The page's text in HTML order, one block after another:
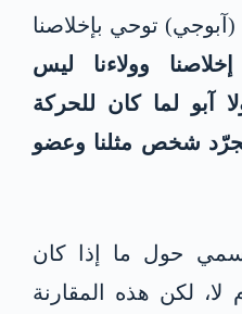
(آبوجي) توحي بإخلاصنا
وولاءنا ليس
آبو لما كان للحركة
شخص مثلنا وعضو
رسمي حول ما إذا كان
لكن هذه المقارنة